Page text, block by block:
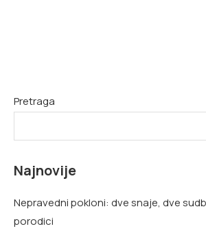
Pretraga
Najnovije
Nepravedni pokloni: dve snaje, dve
porodici